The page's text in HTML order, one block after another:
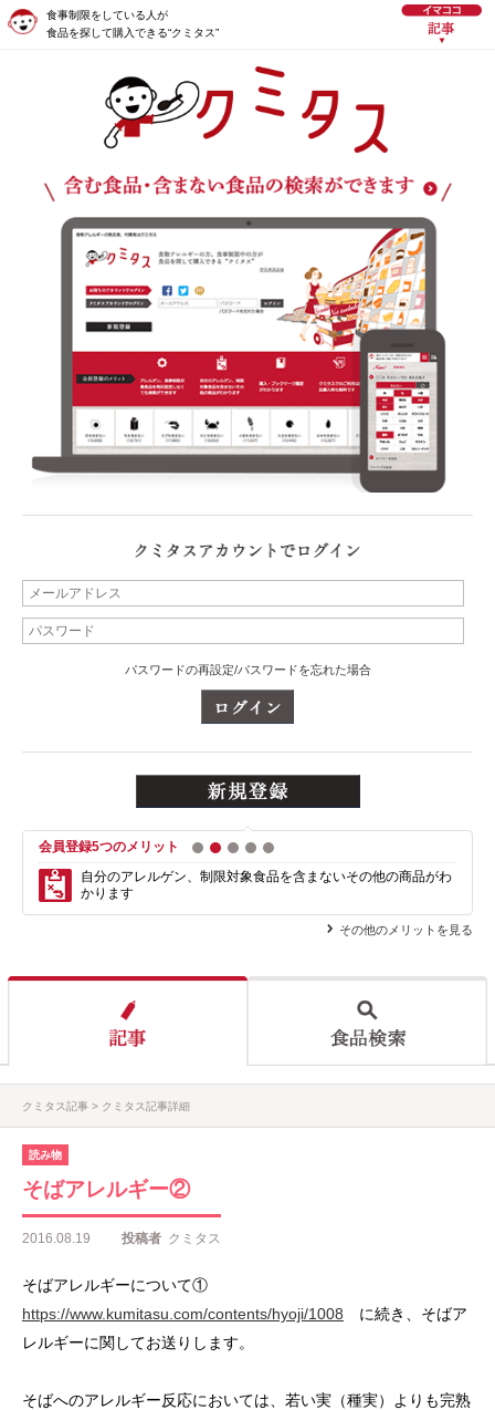
食事制限をしている人が
食品を探して購入できる“クミタス”
パスワードの再設定/パスワードを忘れた場合
会員登録5つのメリット 1 2 3 4
自分のアレルゲン、制限対象食品を含まないその他の商品がわ
かります
その他のメリットを見る
クミタス記事 クミタス記事詳細
読み物
そばアレルギー②
2016.08.19 投稿者 クミタス
そばアレルギーについて①
https://www.kumitasu.com/contents/hyoji/1008 に続き、そばア
レルギーに関してお送りします。
そばへのアレルギー反応においては、若い実（種実）よりも完熟